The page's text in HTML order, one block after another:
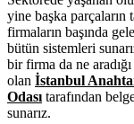
yine başka
firmaların başında
bütün sistemleri
bir firma da ne
olan İstanbul
Odası tarafından
sunarız.